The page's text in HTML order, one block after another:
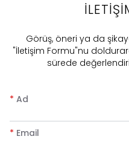
​Görüş, öneri ya da
"İletişim Formu"nu
sürede
* Ad
* Email